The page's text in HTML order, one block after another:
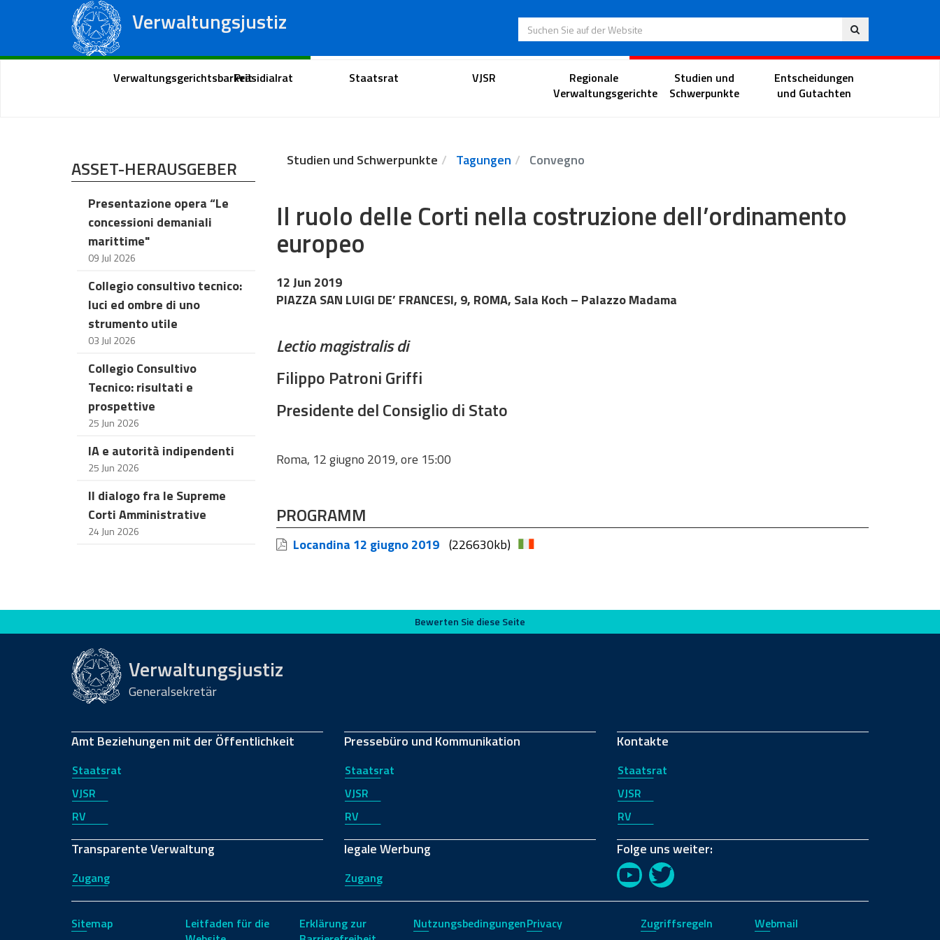
Verwaltungsjustiz
Regionale Verwaltungsgerichte
Deu
Suchen Sie auf der Website
Portal des Bürgers Anwaltsportal Richterportal
VerwaltungsgerichtsbarkeitPräsidialrat Staatsrat VJSR
Regionale
Verwaltungsgerichte
Studien und
Schwerpunkte
Entscheidungen
und Gutachten
ASSET-HERAUSGEBER
Presentazione opera “Le
concessioni demaniali
marittime"
09 Jul 2026
Collegio consultivo tecnico:
luci ed ombre di uno
strumento utile
03 Jul 2026
Collegio Consultivo
Tecnico: risultati e
prospettive
25 Jun 2026
IA e autorità indipendenti
25 Jun 2026
Il dialogo fra le Supreme
Corti Amministrative
24 Jun 2026
Studien und Schwerpunkte Tagungen Convegno
Il ruolo delle Corti nella costruzione dell’ordinamento
europeo
12 Jun 2019
PIAZZA SAN LUIGI DE’ FRANCESI, 9, ROMA, Sala Koch – Palazzo Madama
Lectio magistralis di
Filippo Patroni Griffi
Presidente del Consiglio di Stato
Roma, 12 giugno 2019, ore 15:00
PROGRAMM
Locandina 12 giugno 2019 (226630kb)
Bewerten Sie diese Seite Bewerten Sie diese Seite
Verwaltungsjustiz
Generalsekretär
Amt Beziehungen mit der Öffentlichkeit
Staatsrat
VJSR
RV
Transparente Verwaltung
Zugang
Pressebüro und Kommunikation
Staatsrat
VJSR
RV
legale Werbung
Zugang
Kontakte
Staatsrat
VJSR
RV
Folge uns weiter:
YouTubeTwitter
Sitemap
Leitfaden für die
Erklärung zur
NutzungsbedingungenPrivacy Zugriffsregeln Webmail